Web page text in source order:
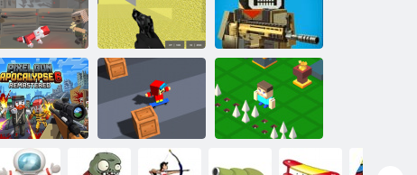
Ekstrēmā
pikseļu pistoles
apokalipse 3
Pikseļu kaujas
multiplayer
Traks pikseļu
karadarbība